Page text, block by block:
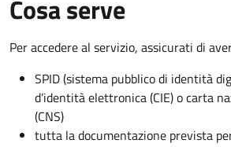
Cosa serve
Per accedere al servizio, assicurati di
SPID (sistema pubblico di identità
d’identità elettronica (CIE) o carta
(CNS)
tutta la documentazione prevista